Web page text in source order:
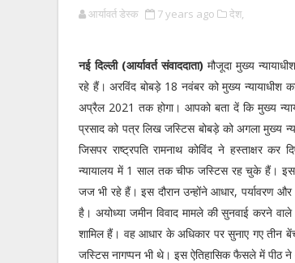
आर्यावर्त डेस्क 7 years ago देश,
नई दिल्ली (आर्यावर्त संवाददाता)मौजूदा मुख्य
रहे हैं। अरविंद बोबड़े 18 नवंबर को मुख्य न्यायाधीश
अप्रैल 2021 तक होगा। आपको बता दें कि मुख्य
प्रसाद को पत्र लिख जस्टिस बोबड़े को अगला मुख्य
जिसपर राष्ट्रपति रामनाथ कोविंद ने हस्ताक्षर
न्यायालय में 1 साल तक चीफ जस्टिस रह चुके हैं। इसके
जज भी रहे हैं। इस दौरान उन्होंने आधार, पर्यावरण
है। अयोध्या जमीन विवाद मामले की सुनवाई करने
शामिल हैं। वह आधार के अधिकार पर सुनाए गए
जस्टिस नागप्पन भी थे। इस ऐतिहासिक फैसले में पीठ